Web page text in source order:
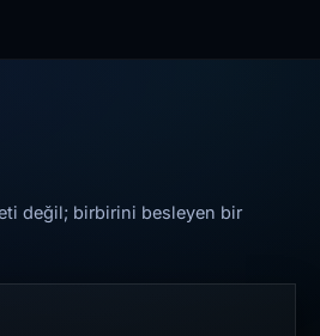
değil; birbirini besleyen bir